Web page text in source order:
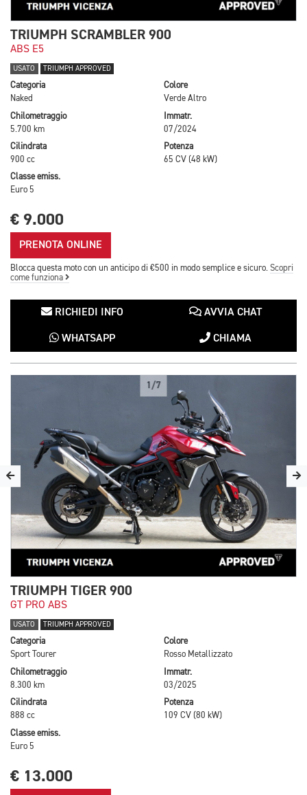
TRIUMPH SCRAMBLER 900
ABS E5
USATO TRIUMPH APPROVED
Categoria
Naked
Colore
Verde Altro
Chilometraggio
5.700 km
Immatr.
07/2024
Cilindrata
900 cc
Potenza
65 CV (48 kW)
Classe emiss.
Euro 5
€ 9.000
PRENOTA ONLINE
Blocca questa moto con un anticipo di €500 in modo semplice e sicuro. Scopri
come funziona
RICHIEDI INFO AVVIA CHAT
WHATSAPP CHIAMA
1/7
TRIUMPH TIGER 900
GT PRO ABS
USATO TRIUMPH APPROVED
Categoria
Sport Tourer
Colore
Rosso Metallizzato
Chilometraggio
8.300 km
Immatr.
03/2025
Cilindrata
888 cc
Potenza
109 CV (80 kW)
Classe emiss.
Euro 5
€ 13.000